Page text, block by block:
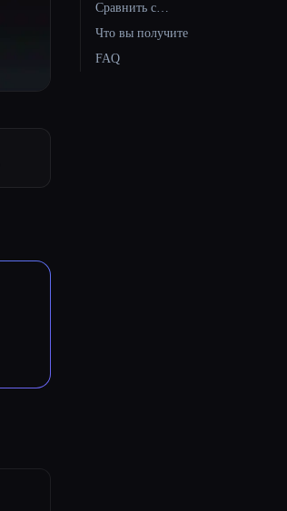
Сравнить с…
Что вы получите
FAQ